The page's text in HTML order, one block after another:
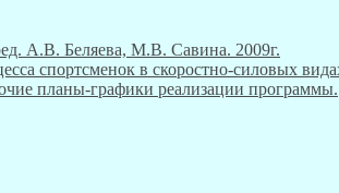
А.В. Беляева, М.В. Савина. 2009г.
спортсменок в скоростно-силовых
планы-графики реализации программы.